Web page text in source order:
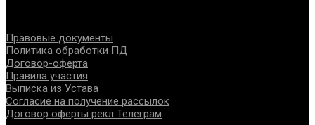
Правовые документы
Политика обработки ПД
Договор-оферта
Правила участия
Выписка из Устава
Согласие на получение рассылок
Договор оферты рекл Телеграм